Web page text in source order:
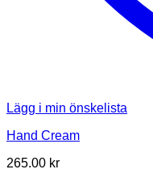
Lägg i min önskelista
Hand Cream
265.00 kr